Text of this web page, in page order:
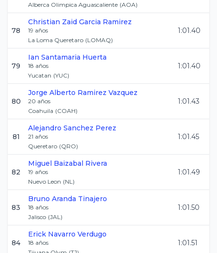
Alberca Olimpica Aguascaliente (AOA)
78
Christian Zaid Garcia Ramirez
19 años
La Loma Queretaro (LOMAQ)
1:01.40
79
Ian Santamaria Huerta
18 años
Yucatan (YUC)
1:01.40
80
Jorge Alberto Ramirez Vazquez
20 años
Coahuila (COAH)
1:01.43
81
Alejandro Sanchez Perez
21 años
Queretaro (QRO)
1:01.45
82
Miguel Baizabal Rivera
19 años
Nuevo Leon (NL)
1:01.49
83
Bruno Aranda Tinajero
18 años
Jalisco (JAL)
1:01.50
84
Erick Navarro Verdugo
18 años
1:01.51